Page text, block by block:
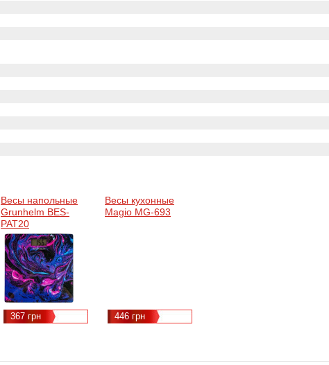
Весы напольные
Grunhelm BES-
PAT20
367 грн
Весы кухонные
Magio MG-693
446 грн